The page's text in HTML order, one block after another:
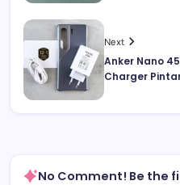
Next
Anker Nano
Charger
No Comment! Be the